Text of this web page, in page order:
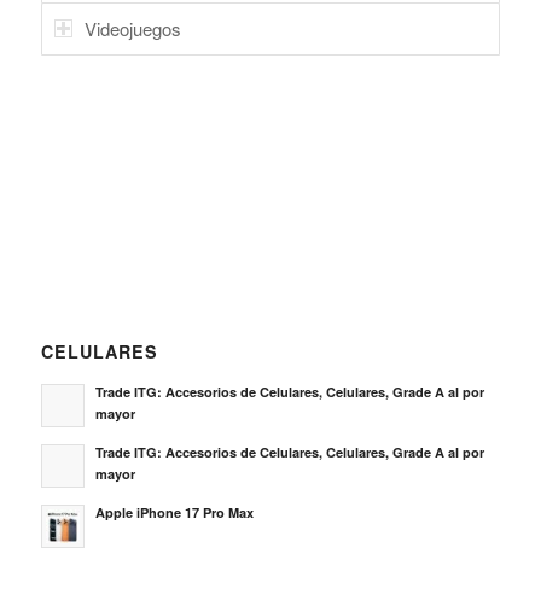
Videojuegos
CELULARES
Trade ITG: Accesorios de Celulares, Celulares, Grade A al por
mayor
Trade ITG: Accesorios de Celulares, Celulares, Grade A al por
mayor
Apple iPhone 17 Pro Max